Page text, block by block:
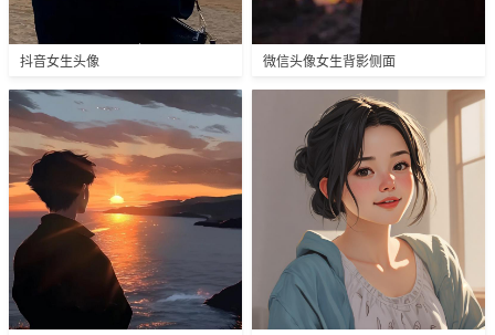
抖音女生头像 微信头像女生背影侧面